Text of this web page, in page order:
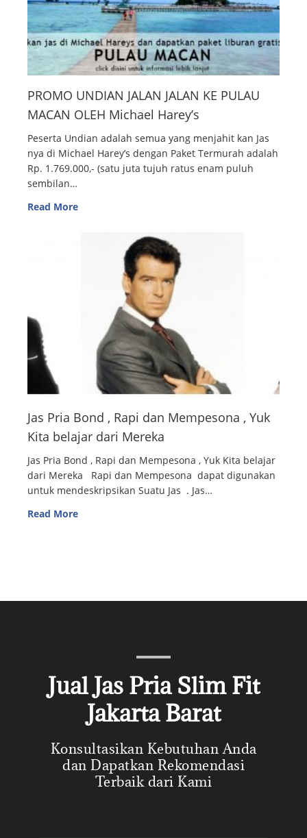
PROMO UNDIAN JALAN JALAN KE PULAU
MACAN OLEH Michael Harey’s
Peserta Undian adalah semua yang menjahit kan Jas
nya di Michael Harey’s dengan Paket Termurah adalah
Rp. 1.769.000,- (satu juta tujuh ratus enam puluh
sembilan…
Read More
Jas Pria Bond , Rapi dan Mempesona , Yuk
Kita belajar dari Mereka
Jas Pria Bond , Rapi dan Mempesona , Yuk Kita belajar
dari Mereka Rapi dan Mempesona dapat digunakan
untuk mendeskripsikan Suatu Jas . Jas…
Read More
Jual Jas Pria Slim Fit
Jakarta Barat
Konsultasikan Kebutuhan Anda
dan Dapatkan Rekomendasi
Terbaik dari Kami